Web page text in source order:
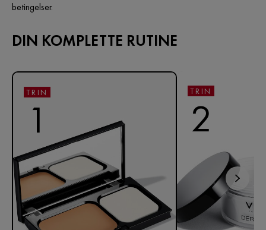
betingelser.
DIN KOMPLETTE RUTINE
TRIN
1
TRIN
2